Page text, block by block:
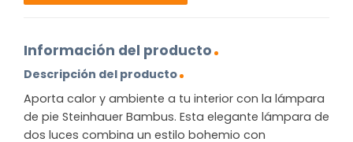
Información del producto
Descripción del producto
Aporta calor y ambiente a tu interior con la lámpara
de pie Steinhauer Bambus. Esta elegante lámpara de
dos luces combina un estilo bohemio con